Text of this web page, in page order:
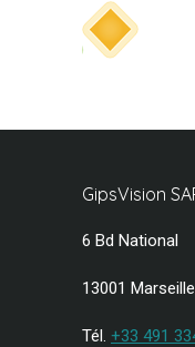
GipsVision
6 Bd National
13001
Tél. +33 491